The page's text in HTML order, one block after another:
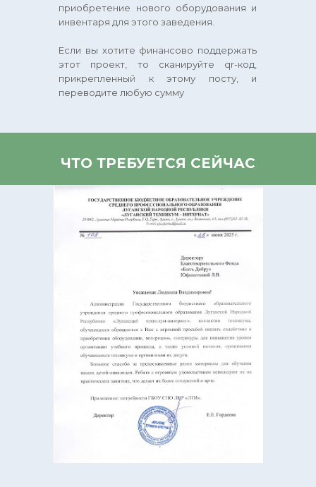
приобретение нового оборудования и
инвентаря для этого заведения.
Если вы хотите финансово поддержать
этот проект, то сканируйте qr-код,
прикрепленный к этому посту, и
переводите любую сумму
ЧТО ТРЕБУЕТСЯ СЕЙЧАС